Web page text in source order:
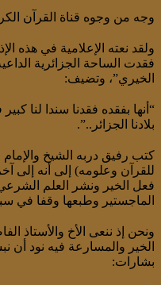
وجه من وجوه قناة القرآن
ولقد نعته الإعلامية في هذه
فقدت الساحة الجزائرية
الخيري”، وتضيف:
“أنها بفقده فقدنا سندا لنا
بلادنا الجزائر..”.
كتب رفيق دربه الشيخ
للقرآن وعلومه) إلى أنه
فعل الخير ونشر العلم
الماجستير وطبعها وقفا في
ونحن إذ ننعى الأخ والأستاذ
الخير والمسارعة فيه نود أن
بشارات: